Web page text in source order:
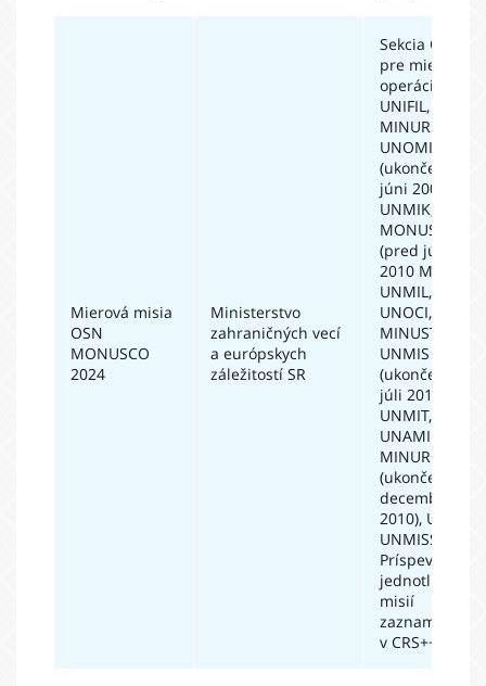
Mierová misia
OSN
MONUSCO
2024
Ministerstvo
zahraničných vecí
a európskych
záležitostí SR
Sekcia OSN
pre mierové
operácie (iba
UNIFIL,
MINURSO,
UNOMIG
(ukončené v
júni 2009),
UNMIK,
MONUSCO
(pred júlom
2010 MONUC),
UNMIL,
UNOCI,
MINUSTAH,
UNMIS
(ukončené v
júli 2011),
UNMIT,
UNAMID,
MINURCAT
(ukončené v
decembri
2010), UNIFSA,
UNMISS].
Príspevky
jednotlivých
misií
zaznamenané
v CRS++.